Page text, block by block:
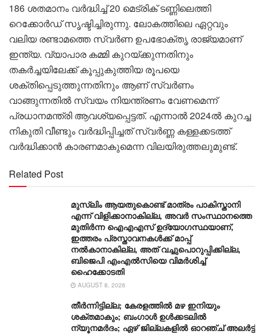
186 ശതമാനം വർദ്ധിച്ച് 20 മെട്രിക് ടണ്ണിലെത്തി
റെക്കോർഡ് സൃഷ്ടിച്ചിരുന്നു. ലോകത്തിലെ ഏറ്റവും
വലിയ രണ്ടാമത്തെ സ്വർണ ഉപഭോക്തൃ രാജ്യമാണ്
ഇന്ത്യ. വ്യാപാര കമ്മി കുറയ്ക്കുന്നതിനും
തകർച്ചയിലേക്ക് കൂപ്പുകുത്തിയ രൂപയെ
ശക്തിപ്പെടുത്തുന്നതിനും ആണ് സ്വർണം
വാങ്ങുന്നതിൽ സ്വയം നിയന്ത്രണം വേണമെന്ന്
പ്രധാനമന്ത്രി ആവശ്യപ്പെട്ടത്. എന്നാൽ 2024ൽ കുറച്ച
നികുതി വീണ്ടും വർദ്ധിപ്പിച്ചത് സ്വർണ്ണ കള്ളക്കടത്ത്
വർദ്ധിക്കാൻ കാരണമാകുമെന്ന വിലയിരുത്തലുമുണ്ട്.
Related Post
മുസ്‌ലിം ആയതുകൊണ്ട് മാത്രം പാകിസ്താനി
എന്ന് വിളിക്കാനാകില്ല, അവർ സംസ്ഥാനത്തെ
മുതിർന്ന ഐഎഎസ് ഉദ്യോഗസ്ഥയാണ്,
ഇത്തരം പ്രസ്താവനകള്‍ക്ക് മാപ്പ്
നല്‍കാനാകില്ല, അത് വച്ചുപൊറുപ്പിക്കില്ല,
ബിജെപി എംഎൽസിയെ വിമര്‍ശിച്ച്
ഹൈക്കോടതി
AUGUST 8, 2026
തീർന്നിട്ടില്ല; കേരളത്തിൽ മഴ ഇനിയും
ശക്തമാകും; ബംഗാൾ ഉൾക്കടലിൽ
ന്യൂനമർദം; ഏഴ് ജില്ലകളിൽ ഓറഞ്ച് അലർട്ട്